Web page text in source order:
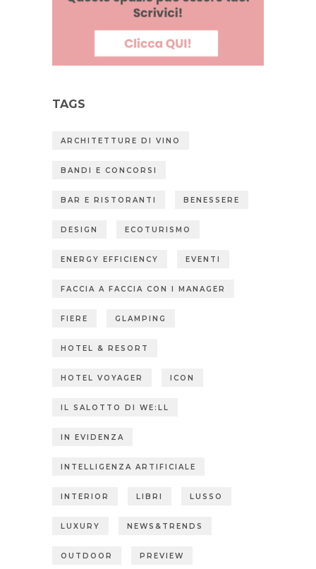
TAGS
ARCHITETTURE DI VINO
BANDI E CONCORSI
BAR E RISTORANTI BENESSERE
DESIGN ECOTURISMO
ENERGY EFFICIENCY EVENTI
FACCIA A FACCIA CON I MANAGER
FIERE GLAMPING
HOTEL & RESORT
HOTEL VOYAGER ICON
IL SALOTTO DI WE:LL
IN EVIDENZA
INTELLIGENZA ARTIFICIALE
INTERIOR LIBRI LUSSO
LUXURY NEWS&TRENDS
OUTDOOR PREVIEW